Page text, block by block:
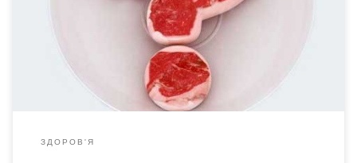
втрати маси головного мозку, тож цілком виключати м’ясо й
рибу фахівці не радять. Оксфордські дослідники кажуть, що
відсутність у раціоні таких продуктів, як м’ясо (надто –
ЗДОРОВ'Я